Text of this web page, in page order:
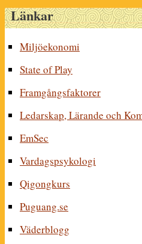
Länkar
Miljöekonomi
State of Play
Framgångsfaktorer
Ledarskap, Lärande och
EmSec
Vardagspsykologi
Qigongkurs
Puguang.se
Väderblogg